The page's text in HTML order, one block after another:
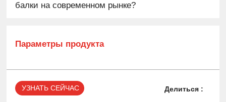
балки на современном рынке?
Параметры продукта
УЗНАТЬ СЕЙЧАС Делиться :